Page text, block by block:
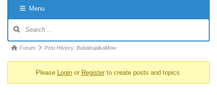
Menu
Navigation
Forum
You
Forum Post History: BubabujalkaMow
Please Loginor Registerto create posts and topics.